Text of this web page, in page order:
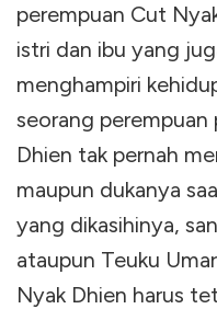
perempuan Cut
istri dan ibu yang
menghampiri
seorang perempuan
Dhien tak pernah
maupun dukanya
yang dikasihinya,
ataupun Teuku
Nyak Dhien harus